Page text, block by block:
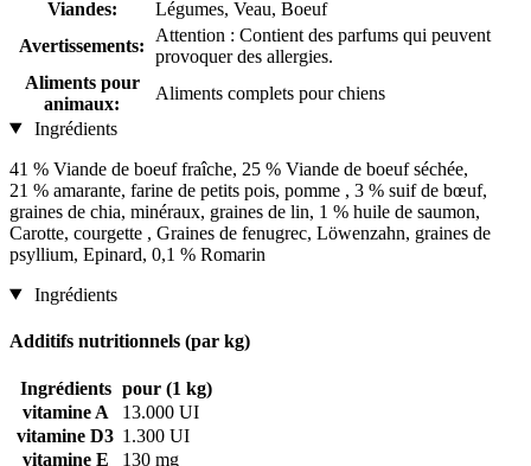
Viandes:
Légumes, Veau, Boeuf
Avertissements:
Attention : Contient des parfums qui peuvent
provoquer des allergies.
Aliments pour
animaux:
Aliments complets pour chiens
Ingrédients
41 % Viande de boeuf fraîche, 25 % Viande de boeuf séchée,
21 % amarante, farine de petits pois, pomme , 3 % suif de bœuf,
graines de chia, minéraux, graines de lin, 1 % huile de saumon,
Carotte, courgette , Graines de fenugrec, Löwenzahn, graines de
psyllium, Epinard, 0,1 % Romarin
Ingrédients
Additifs nutritionnels (par kg)
Ingrédients pour (1 kg)
vitamine A
13.000 UI
vitamine D3 1.300 UI
vitamine E
130 mg